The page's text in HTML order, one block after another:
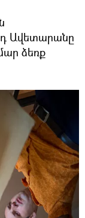
Ավետարանը
ձեռք